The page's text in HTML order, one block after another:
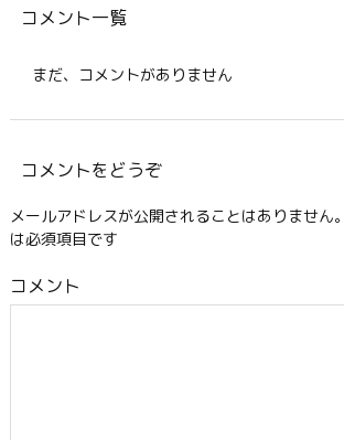
コメント一覧
まだ、コメントがありません
コメントをどうぞ
メールアドレスが公開されることはありません。
は必須項目です
コメント